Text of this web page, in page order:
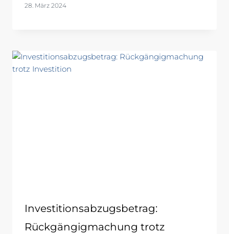
28. März 2024
Investitionsabzugsbetrag:
Rückgängigmachung trotz